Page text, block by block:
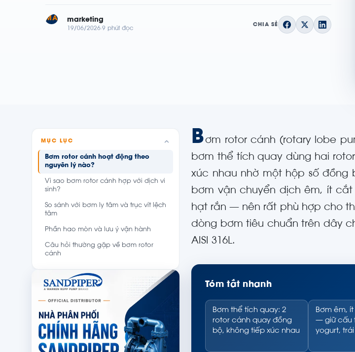
MA marketing
19/06/2026 9 phút đọc
CHIA SẺ
MỤC LỤC
Bơm rotor cánh hoạt động theo
nguyên lý nào?
Vì sao bơm rotor cánh hợp với dịch vi
sinh?
So sánh với bơm ly tâm và trục vít lệch
tâm
Phần hao mòn và lưu ý vận hành
Câu hỏi thường gặp về bơm rotor
cánh
Bơm rotor cánh (rotary lobe
bơm thể tích quay dùng hai
xúc nhau nhờ một hộp số đồng
bơm vận chuyển dịch êm, ít
hạt rắn — nên rất phù hợp cho
dòng bơm tiêu chuẩn trên dây
AISI 316L.
Tóm tắt nhanh
Bơm thể tích quay: 2
rotor cánh quay đồng
bộ, không tiếp xúc nhau
Bơm êm,
— giữ cấu
yogurt,